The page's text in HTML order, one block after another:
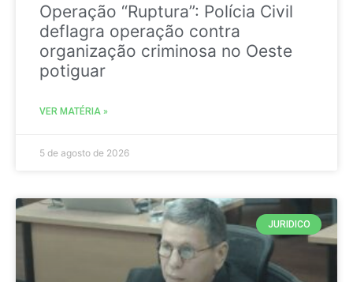
Operação “Ruptura”: Polícia Civil
deflagra operação contra
organização criminosa no Oeste
potiguar
VER MATÉRIA »
5 de agosto de 2026
JURIDICO